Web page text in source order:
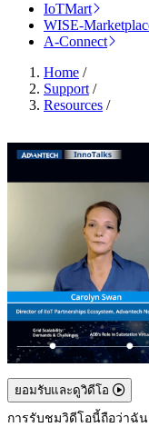
IoTMart
WISE-
A-Connect
Home /
Support /
Resources /
ยอมรับและดูวิดีโอ
การรับชมวิดีโอนี้ถือว่าฉั